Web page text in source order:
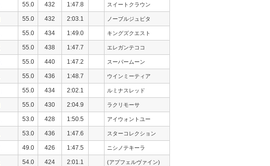
55.0 432 1:47.8 スイートクラウン
55.0 432 2:03.1 ノーブルジュピタ
55.0 434 1:49.0 キングズクエスト
55.0 438 1:47.7 エレガンテココ
55.0 440 1:47.2 スーパームーン
55.0 436 1:48.7 ウインミーティア
55.0 434 2:02.1 ルミナスレッド
55.0 430 2:04.9 ラクリモーサ
53.0 428 1:50.5 アイウォントユー
53.0 436 1:47.6 スターコレクション
49.0 426 1:47.5 ニシノテキーラ
54.0 424 2:01.1 (アプフェルヴァイン)